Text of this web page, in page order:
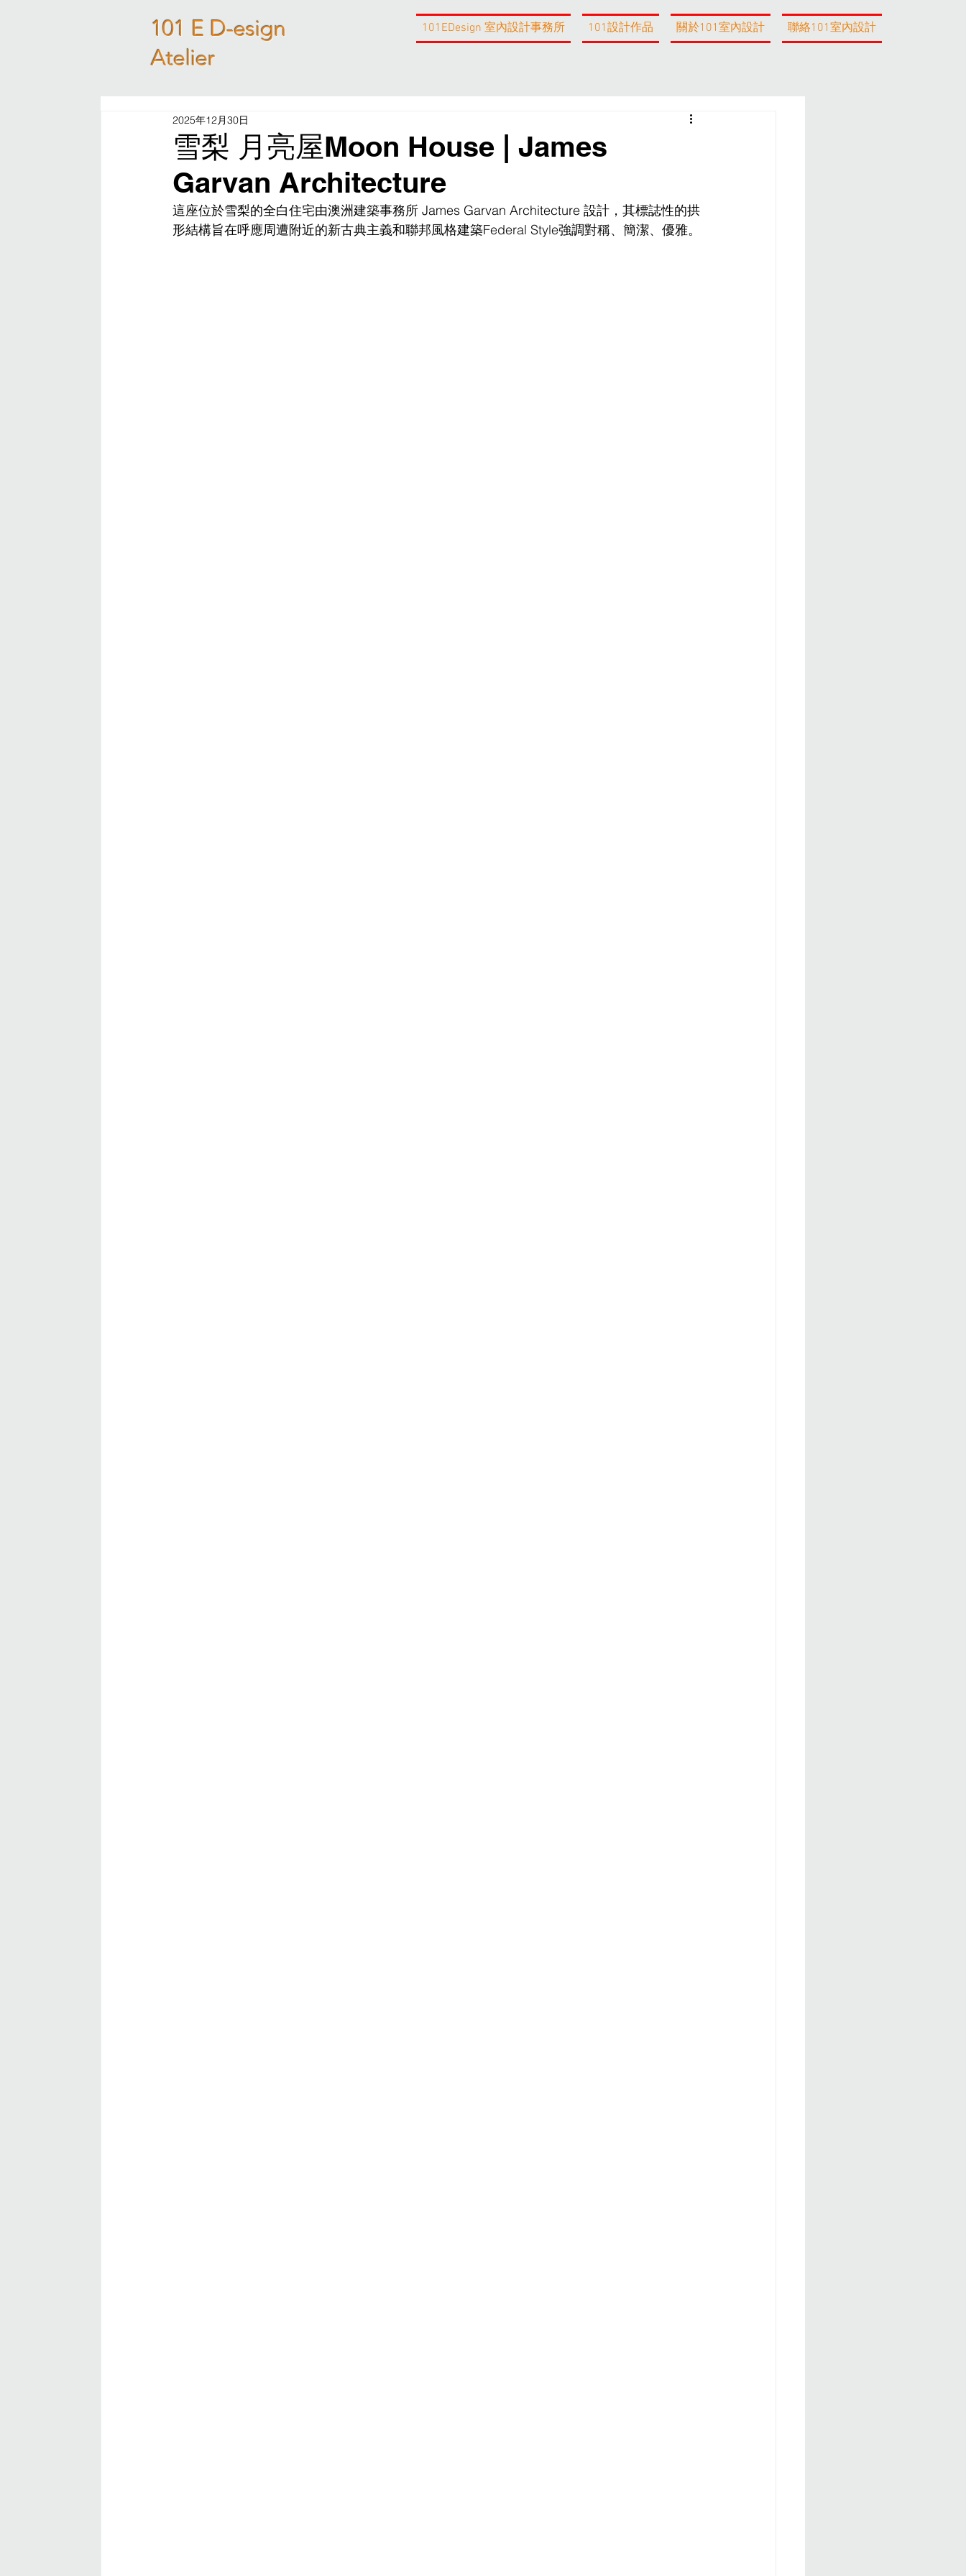
101 E D-esign
Atelier
101EDesign 室內設計事務所 101設計作品 關於101室內設計 聯絡101室內設計
雪梨 月亮屋Moon House | James
Garvan Architecture
2025年12月30日
這座位於雪梨的全白住宅由澳洲建築事務所 James Garvan Architecture 設計，其標誌性的拱
形結構旨在呼應周遭附近的新古典主義和聯邦風格建築Federal Style強調對稱、簡潔、優雅。